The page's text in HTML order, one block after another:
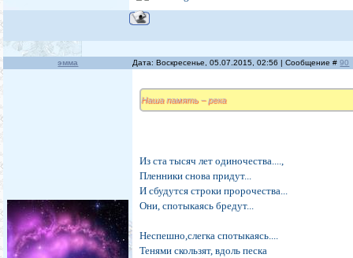
эмма Дата: Воскресенье, 05.07.2015, 02:56 | Сообщение #90
Наша память – река
Из ста тысяч лет одиночества....,
Пленники снова придут...
И сбудутся строки пророчества...
Они, спотыкаясь бредут...
Неспешно,слегка спотыкаясь....
Тенями скользят, вдоль песка